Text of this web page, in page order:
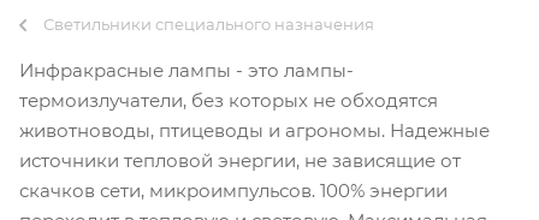
Светильники специального назначения
Инфракрасные лампы - это лампы-
термоизлучатели, без которых не обходятся
животноводы, птицеводы и агрономы. Надежные
источники тепловой энергии, не зависящие от
скачков сети, микроимпульсов. 100% энергии